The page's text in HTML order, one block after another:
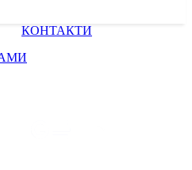
КОНТАКТИ